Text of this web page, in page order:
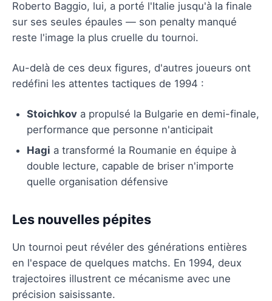
Roberto Baggio, lui, a porté l'Italie jusqu'à la finale
sur ses seules épaules — son penalty manqué
reste l'image la plus cruelle du tournoi.
Au-delà de ces deux figures, d'autres joueurs ont
redéfini les attentes tactiques de 1994 :
Stoichkov a propulsé la Bulgarie en demi-finale,
performance que personne n'anticipait
Hagi a transformé la Roumanie en équipe à
double lecture, capable de briser n'importe
quelle organisation défensive
Les nouvelles pépites
Un tournoi peut révéler des générations entières
en l'espace de quelques matchs. En 1994, deux
trajectoires illustrent ce mécanisme avec une
précision saisissante.